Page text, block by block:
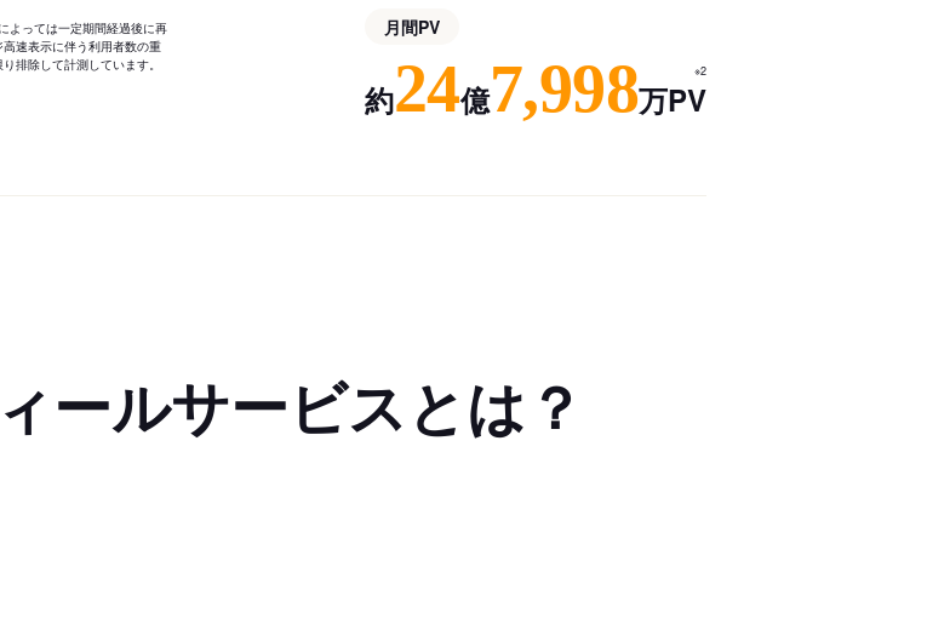
よっては一定期間経過後に再
速表示に伴う利用者数の重
排除して計測しています。
月間PV
約24億7,998万PV
※2
ールサービスとは？